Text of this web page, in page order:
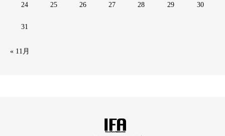
24 25 26 27 28 29 30
31
« 11月